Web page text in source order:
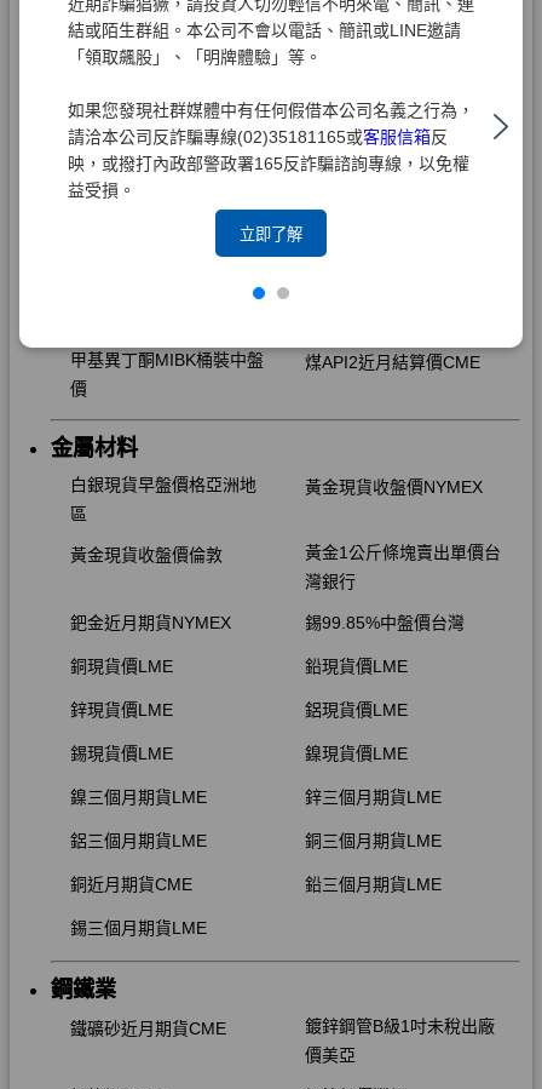
結或陌生群組。本公司不會以電話、簡訊或LINE邀請
「領取飆股」、「明牌體驗」等。
如果您發現社群媒體中有任何假借本公司名義之行為，
請洽本公司反詐騙專線(02)35181165或客服信箱反
映，或撥打內政部警政署165反詐騙諮詢專線，以免權
益受損。
立即了解